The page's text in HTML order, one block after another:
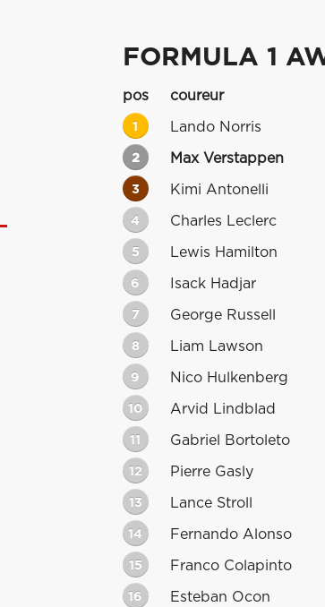
FORMULA 1
pos coureur
1 Lando Norris
2 Max Verstappen
3 Kimi Antonelli
4 Charles Leclerc
5 Lewis Hamilton
6 Isack Hadjar
7 George Russell
8 Liam Lawson
9 Nico Hulkenberg
10 Arvid Lindblad
11 Gabriel Bortoleto
12 Pierre Gasly
13 Lance Stroll
14 Fernando Alonso
15 Franco Colapinto
16 Esteban Ocon